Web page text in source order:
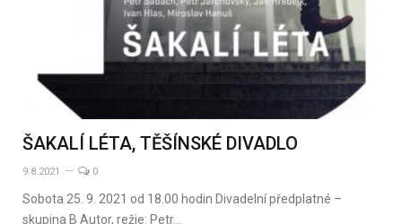
ŠAKALÍ LÉTA, TĚŠÍNSKÉ DIVADLO
9.8.2021 0
Sobota 25. 9. 2021 od 18.00 hodin Divadelní předplatné –
skupina B Autor, režie: Petr…